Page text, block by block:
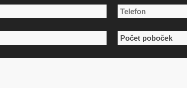
Příjmení
Telefon
Počet